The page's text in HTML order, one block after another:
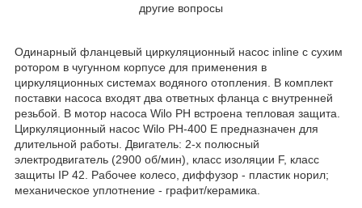
другие вопросы
Одинарный фланцевый циркуляционный насос inline с сухим
ротором в чугунном корпусе для применения в
циркуляционных системах водяного отопления. В комплект
поставки насоса входят два ответных фланца с внутренней
резьбой. В мотор насоса Wilo РН встроена тепловая защита.
Циркуляционный насос Wilo РН-400 Е предназначен для
длительной работы. Двигатель: 2-х полюсный
электродвигатель (2900 об/мин), класс изоляции F, класс
защиты IP 42. Рабочее колесо, диффузор - пластик норил;
механическое уплотнение - графит/керамика.